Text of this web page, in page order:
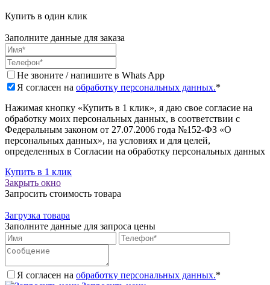
Купить в один клик
Заполните данные для заказа
Не звоните / напишите в Whats App
Я согласен на обработку персональных данных.*
Нажимая кнопку «Купить в 1 клик», я даю свое согласие на
обработку моих персональных данных, в соответствии с
Федеральным законом от 27.07.2006 года №152-ФЗ «О
персональных данных», на условиях и для целей,
определенных в Согласии на обработку персональных данных
Купить в 1 клик
Закрыть окно
Запросить стоимость товара
Загрузка товара
Заполните данные для запроса цены
Я согласен на обработку персональных данных.*